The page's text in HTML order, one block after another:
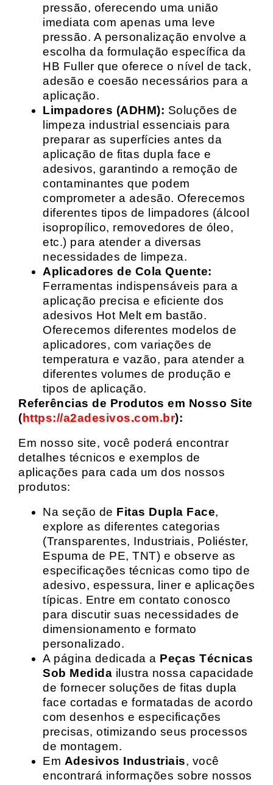
pressão, oferecendo uma união
imediata com apenas uma leve
pressão. A personalização envolve a
escolha da formulação específica da
HB Fuller que oferece o nível de tack,
adesão e coesão necessários para a
aplicação.
Limpadores (ADHM): Soluções de
limpeza industrial essenciais para
preparar as superfícies antes da
aplicação de fitas dupla face e
adesivos, garantindo a remoção de
contaminantes que podem
comprometer a adesão. Oferecemos
diferentes tipos de limpadores (álcool
isopropílico, removedores de óleo,
etc.) para atender a diversas
necessidades de limpeza.
Aplicadores de Cola Quente:
Ferramentas indispensáveis para a
aplicação precisa e eficiente dos
adesivos Hot Melt em bastão.
Oferecemos diferentes modelos de
aplicadores, com variações de
temperatura e vazão, para atender a
diferentes volumes de produção e
tipos de aplicação.
Referências de Produtos em Nosso Site
(https://a2adesivos.com.br):
Em nosso site, você poderá encontrar
detalhes técnicos e exemplos de
aplicações para cada um dos nossos
produtos:
Na seção de Fitas Dupla Face,
explore as diferentes categorias
(Transparentes, Industriais, Poliéster,
Espuma de PE, TNT) e observe as
especificações técnicas como tipo de
adesivo, espessura, liner e aplicações
típicas. Entre em contato conosco
para discutir suas necessidades de
dimensionamento e formato
personalizado.
A página dedicada a Peças Técnicas
Sob Medida ilustra nossa capacidade
de fornecer soluções de fitas dupla
face cortadas e formatadas de acordo
com desenhos e especificações
precisas, otimizando seus processos
de montagem.
Em Adesivos Industriais, você
encontrará informações sobre nossos